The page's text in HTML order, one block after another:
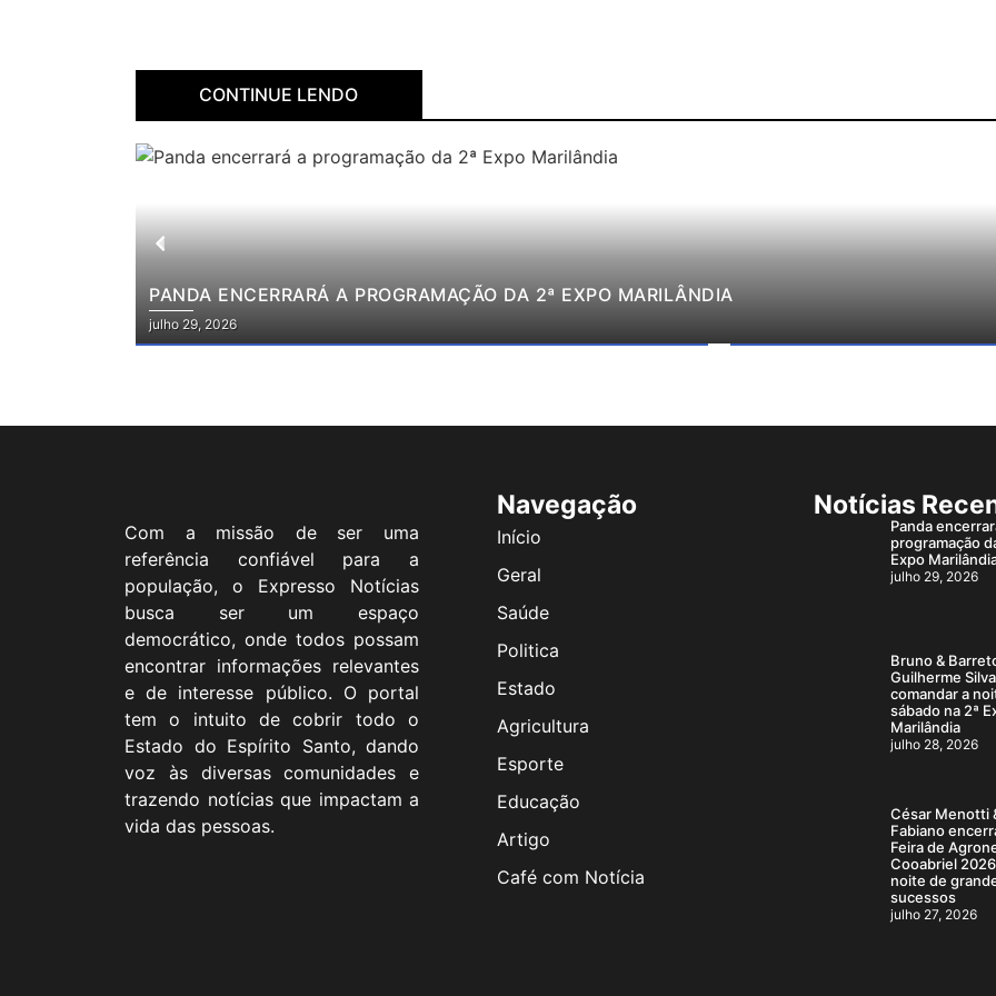
CONTINUE LENDO
PANDA ENCERRARÁ A PROGRAMAÇÃO DA 2ª EXPO MARILÂNDIA
julho 29, 2026
Com a missão de ser uma
referência confiável para a
população, o Expresso Notícias
busca ser um espaço
democrático, onde todos possam
encontrar informações relevantes
e de interesse público. O portal
tem o intuito de cobrir todo o
Estado do Espírito Santo, dando
voz às diversas comunidades e
trazendo notícias que impactam a
vida das pessoas.
Navegação
Início
Geral
Saúde
Politica
Estado
Agricultura
Esporte
Educação
Artigo
Café com Notícia
Notícias
Panda
programação
Expo
julho 29, 2026
Bruno &
Guilherme
comandar a
sábado na 2ª
Marilândia
julho 28, 2026
César Menotti
Fabiano
Feira de
Cooabriel
noite de
sucessos
julho 27, 2026